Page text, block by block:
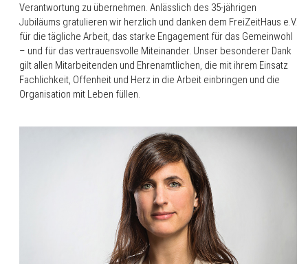
Verantwortung zu übernehmen. Anlässlich des 35-jährigen
Jubiläums gratulieren wir herzlich und danken dem FreiZeitHaus e.V.
für die tägliche Arbeit, das starke Engagement für das Gemeinwohl
– und für das vertrauensvolle Miteinander. Unser besonderer Dank
gilt allen Mitarbeitenden und Ehrenamtlichen, die mit ihrem Einsatz
Fachlichkeit, Offenheit und Herz in die Arbeit einbringen und die
Organisation mit Leben füllen.